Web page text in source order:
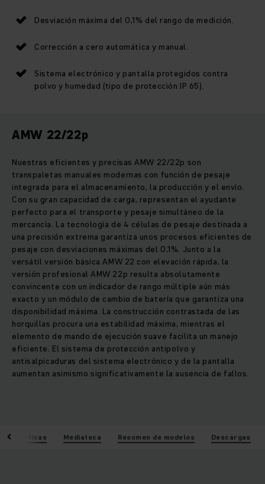
Desviación máxima del 0,1% del rango de medición.
Corrección a cero automática y manual.
Sistema electrónico y pantalla protegidos contra
polvo y humedad (tipo de protección IP 65).
AMW 22/22p
Nuestras eficientes y precisas AMW 22/22p son
transpaletas manuales modernas con función de pesaje
integrada para el almacenamiento, la producción y el envío.
Con su gran capacidad de carga, representan el ayudante
perfecto para el transporte y pesaje simultáneo de la
mercancía. La tecnología de 4 células de pesaje destinada a
una precisión extrema garantiza unos procesos eficientes de
pesaje con desviaciones máximas del 0,1%. Junto a la
versátil versión básica AMW 22 con elevación rápida, la
versión profesional AMW 22p resulta absolutamente
convincente con un indicador de rango múltiple aún más
exacto y un módulo de cambio de batería que garantiza una
disponibilidad máxima. La construcción contrastada de las
horquillas procura una estabilidad máxima, mientras el
elemento de mando de ejecución suave facilita un manejo
eficiente. El sistema de protección antipolvo y
antisalpicaduras del sistema electrónico y de la pantalla
aumentan asimismo significativamente la ausencia de fallos.
Mediateca Resumen de modelos Descargas